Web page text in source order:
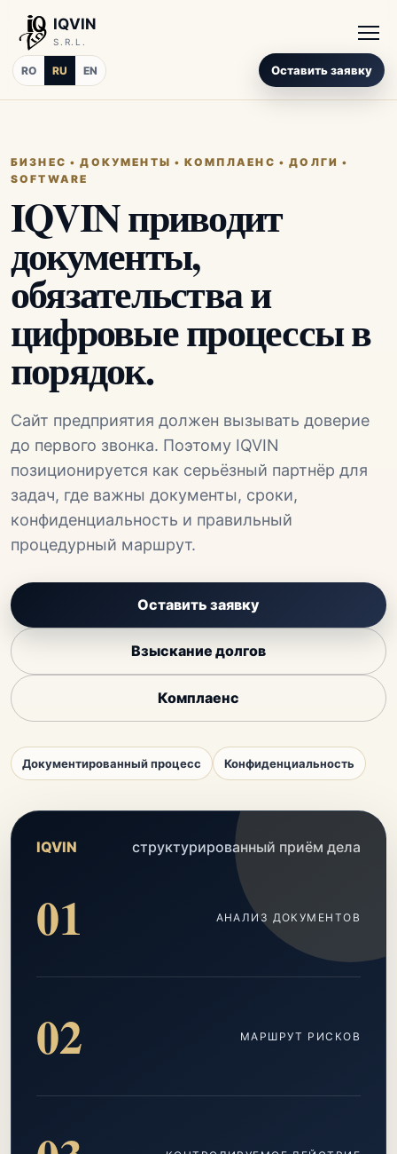
IQVIN
S.R.L.
RO RU EN Оставить заявку
БИЗНЕС • ДОКУМЕНТЫ • КОМПЛАЕНС • ДОЛГИ •
SOFTWARE
IQVIN приводит
документы,
обязательства и
цифровые процессы в
порядок.
Сайт предприятия должен вызывать доверие
до первого звонка. Поэтому IQVIN
позиционируется как серьёзный партнёр для
задач, где важны документы, сроки,
конфиденциальность и правильный
процедурный маршрут.
Оставить заявку
Взыскание долгов
Комплаенс
Документированный процесс Конфиденциальность
IQVIN структурированный приём дела
01 АНАЛИЗ ДОКУМЕНТОВ
02 МАРШРУТ РИСКОВ